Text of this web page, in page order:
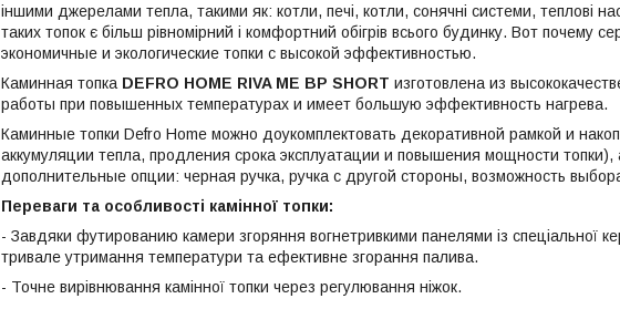
іншими джерелами тепла, такими як: котли, печі, котли, сонячні системи, теплові
таких топок є більш рівномірний і комфортний обігрів всього будинку. Вот почему
экономичные и экологические топки с высокой эффективностью.
Каминная топка DEFRO HOME RIVA ME BP SHORT изготовлена из
работы при повышенных температурах и имеет большую эффективность нагрева.
Каминные топки Defro Home можно доукомплектовать декоративной рамкой и
аккумуляции тепла, продления срока эксплуатации и повышения мощности топки),
дополнительные опции: черная ручка, ручка с другой стороны, возможность
Переваги та особливості камінної топки:
- Завдяки футированию камери згоряння вогнетривкими панелями із спеціальної
тривале утримання температури та ефективне згорання палива.
- Точне вирівнювання камінної топки через регулювання ніжок.